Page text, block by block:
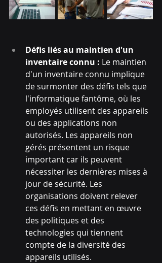
Défis liés au maintien d'un
inventaire connu : Le maintien
d'un inventaire connu implique
de surmonter des défis tels que
l'informatique fantôme, où les
employés utilisent des appareils
ou des applications non
autorisés. Les appareils non
gérés présentent un risque
important car ils peuvent
nécessiter les dernières mises à
jour de sécurité. Les
organisations doivent relever
ces défis en mettant en œuvre
des politiques et des
technologies qui tiennent
compte de la diversité des
appareils utilisés.